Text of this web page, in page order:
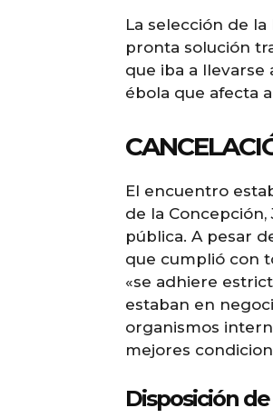
La selección de
pronta solución
que iba a llevarse
ébola que afecta
El encuentro
de la
pública. A pesar
que cumplió con
«se adhiere
estaban en
organismos
mejores
Disposición